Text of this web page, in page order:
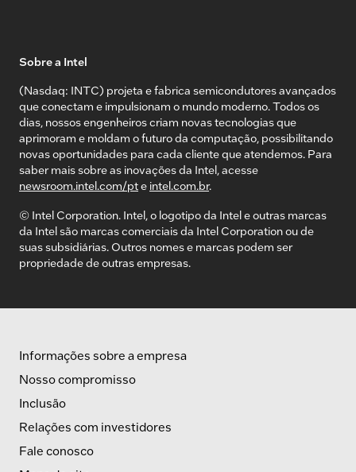
Sobre a Intel
(Nasdaq: INTC) projeta e fabrica semicondutores avançados
que conectam e impulsionam o mundo moderno. Todos os
dias, nossos engenheiros criam novas tecnologias que
aprimoram e moldam o futuro da computação, possibilitando
novas oportunidades para cada cliente que atendemos. Para
saber mais sobre as inovações da Intel, acesse
newsroom.intel.com/pte intel.com.br.
© Intel Corporation. Intel, o logotipo da Intel e outras marcas
da Intel são marcas comerciais da Intel Corporation ou de
suas subsidiárias. Outros nomes e marcas podem ser
propriedade de outras empresas.
Informações sobre a empresa
Nosso compromisso
Inclusão
Relações com investidores
Fale conosco